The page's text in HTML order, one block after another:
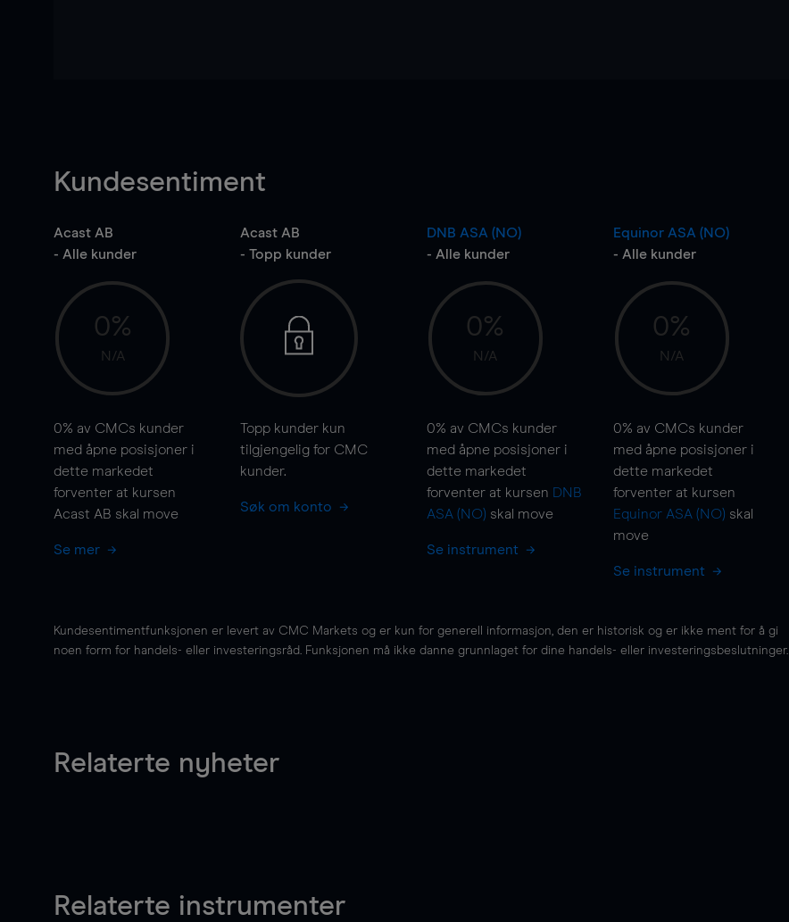
Kundesentiment
Acast AB
- Alle kunder
0%
N/A
0% av CMCs kunder
med åpne posisjoner i
dette markedet
forventer at kursen
Acast AB skal move
Se mer
Acast AB
- Topp kunder
Topp kunder kun
tilgjengelig for CMC
kunder.
Søk om konto
DNB ASA (NO)
- Alle kunder
0%
N/A
0% av CMCs kunder
med åpne posisjoner i
dette markedet
forventer at kursen DNB
ASA (NO) skal move
Se instrument
Equinor ASA (NO)
- Alle kunder
0%
N/A
0% av CMCs kunder
med åpne posisjoner i
dette markedet
forventer at kursen
Equinor ASA (NO) skal
move
Se instrument
Kundesentimentfunksjonen er levert av CMC Markets og er kun for generell informasjon, den er historisk og er ikke ment for å gi
noen form for handels- eller investeringsråd. Funksjonen må ikke danne grunnlaget for dine handels- eller investeringsbeslutninger.
Relaterte nyheter
Relaterte instrumenter